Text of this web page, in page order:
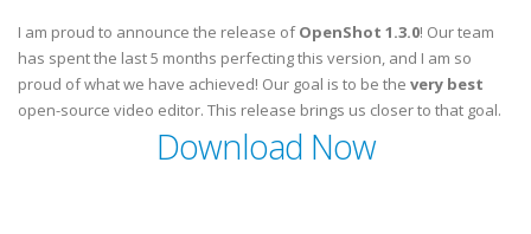
I am proud to announce the release ofOpenShot 1.3.0! Our team
has spent the last 5 months perfecting this version, and I am so
proud of what we have achieved! Our goal is to be the very best
open-source video editor. This release brings us closer to that goal.
Download Now